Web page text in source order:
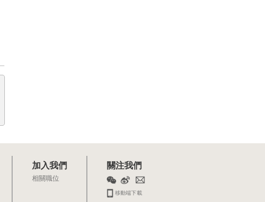
加入我們
相關職位
關注我們
移動端下載